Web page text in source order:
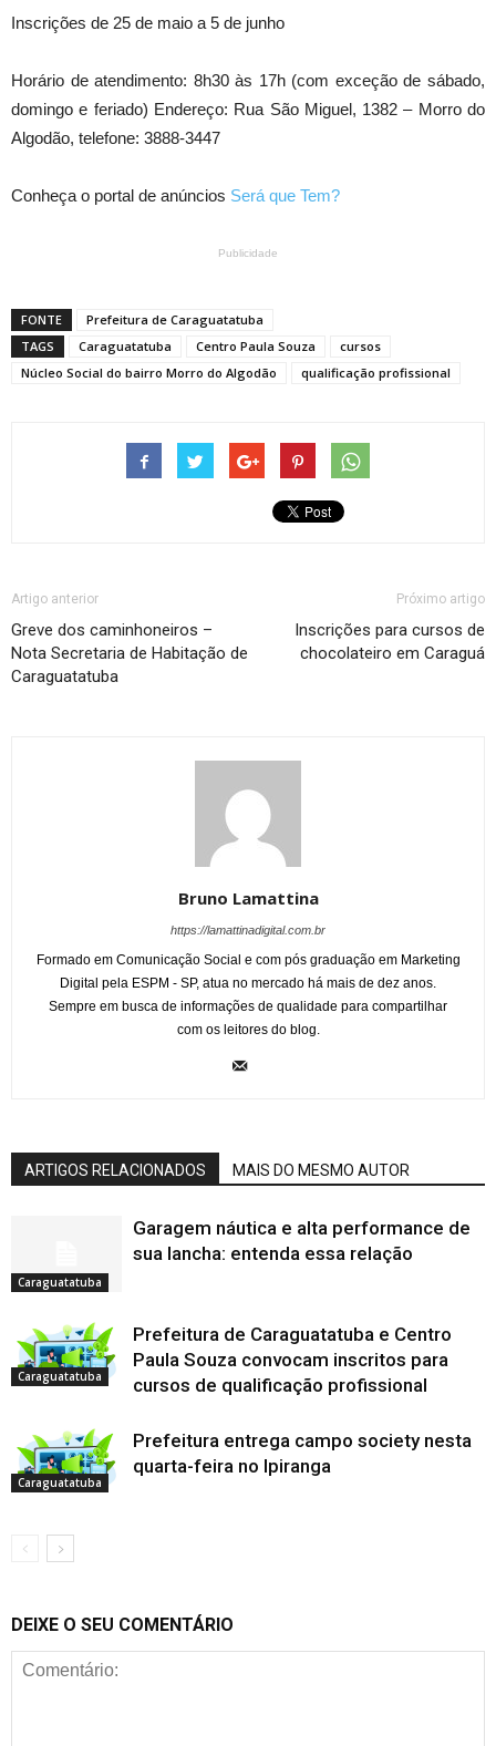
Inscrições de 25 de maio a 5 de junho
Horário de atendimento: 8h30 às 17h (com exceção de sábado,
domingo e feriado) Endereço: Rua São Miguel, 1382 – Morro do
Algodão, telefone: 3888-3447
Conheça o portal de anúncios Será que Tem?
Publicidade
FONTE
Prefeitura de Caraguatatuba
TAGS
Caraguatatuba Centro Paula Souza
cursos
Núcleo Social do bairro Morro do Algodão
qualificação profissional
Artigo anterior
Greve dos caminhoneiros –
Nota Secretaria de Habitação de
Caraguatatuba
Próximo artigo
Inscrições para cursos de
chocolateiro em Caraguá
Bruno Lamattina
https://lamattinadigital.com.br
Formado em Comunicação Social e com pós graduação em Marketing
Digital pela ESPM - SP, atua no mercado há mais de dez anos.
Sempre em busca de informações de qualidade para compartilhar
com os leitores do blog.
ARTIGOS RELACIONADOS MAIS DO MESMO AUTOR
Caraguatatuba
Garagem náutica e alta performance de
sua lancha: entenda essa relação
Caraguatatuba
Prefeitura de Caraguatatuba e Centro
Paula Souza convocam inscritos para
cursos de qualificação profissional
Caraguatatuba
Prefeitura entrega campo society nesta
quarta-feira no Ipiranga
DEIXE O SEU COMENTÁRIO